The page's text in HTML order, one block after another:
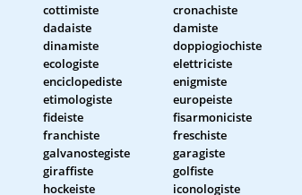
cottimiste cronachiste
dadaiste damiste
dinamiste doppiogiochiste
ecologiste elettriciste
enciclopediste enigmiste
etimologiste europeiste
fideiste fisarmoniciste
franchiste freschiste
galvanostegiste garagiste
giraffiste golfiste
hockeiste iconologiste